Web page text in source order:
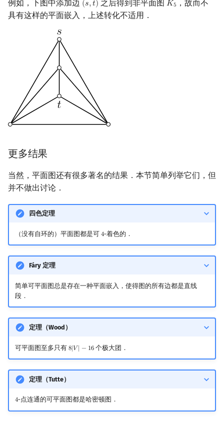
例如，下图中添加边 (𝑠,𝑡)
(s,t) 之后得到非平面图 𝐾5
K5 ，故而不
具有这样的平面嵌入，上述转化不适用．
更多结果
当然，平面图还有很多著名的结果．本节简单列举它们，但
并不做出讨论．
四色定理
（没有自环的）平面图都是可 4
4‑着色的．
Fáry 定理
简单可平面图总是存在一种平面嵌入，使得图的所有边都是直线
段．
定理（Wood）
可平面图至多只有 8|𝑉| − 16
8 |V −16 个极大团．
定理（Tutte）
4
4‑点连通的可平面图都是哈密顿图．